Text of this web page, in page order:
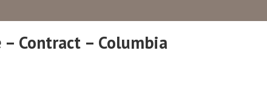
Contract – Columbia